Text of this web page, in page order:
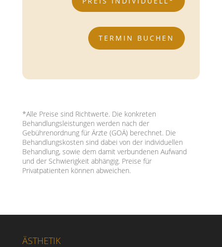
TERMIN BUCHEN
*Alle Preise sind Richtwerte. Die konkreten
Behandlungsleistungen werden nach der
Gebührenordnung für Ärzte (GOÄ) berechnet. Die
Behandlungskosten sind dabei von der individuellen
Behandlung, sowie dem damit verbundenen Aufwand
und der Schwierigkeit abhängig. Preise für
Privatpatienten können abweichen.
ÄSTHETIK